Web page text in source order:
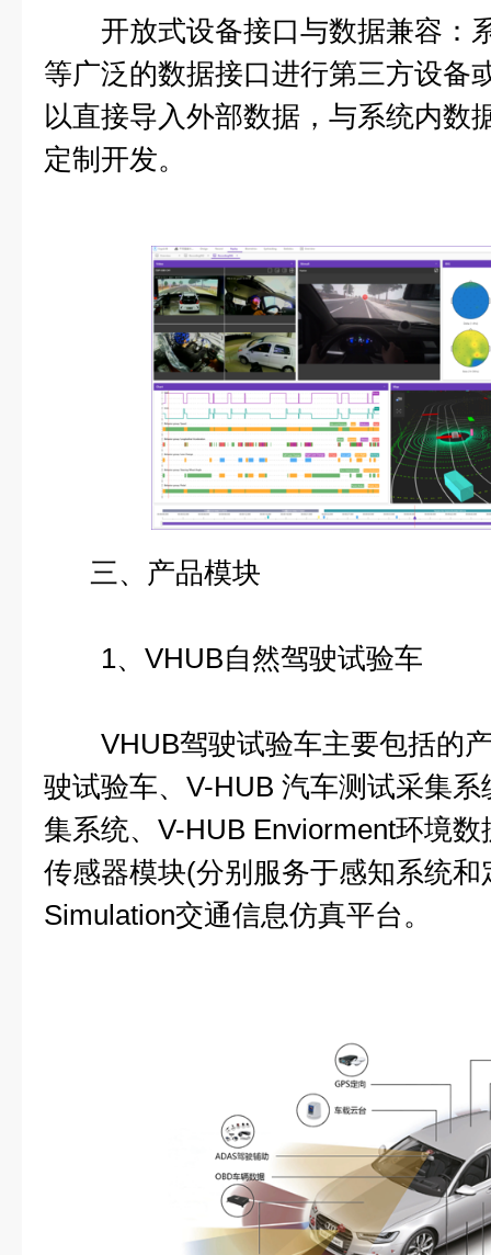
开放式设备接口与数据兼容：
等广泛的数据接口进行第三方设备
以直接导入外部数据，与系统内数
定制开发。
三、产品模块
1、VHUB自然驾驶试验车
VHUB驾驶试验车主要包括的产
驶试验车、V-HUB 汽车测试采集
集系统、V-HUB Enviorment环境
传感器模块(分别服务于感知系统
Simulation交通信息仿真平台。